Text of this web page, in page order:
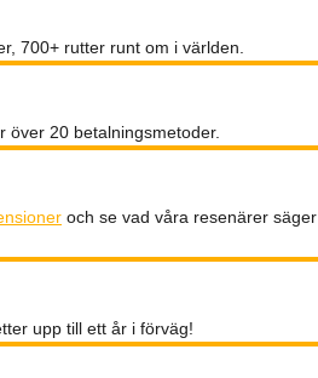
700+ rutter runt om i världen.
över 20 betalningsmetoder.
och se vad våra resenärer säger
upp till ett år i förväg!